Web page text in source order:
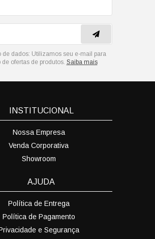
de dados: Utilizamos seu e-mail para
de ofertas de produtos. Saiba mais
INSTITUCIONAL
Nossa Empresa
Venda Corporativa
Showroom
AJUDA
Política de Entrega
Política de Pagamento
e Segurança